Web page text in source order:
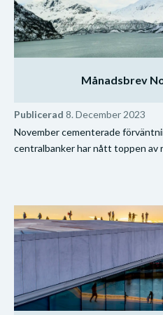
Månadsbrev
Publicerad 8. December 2023
November cementerade
centralbanker har nått toppen av